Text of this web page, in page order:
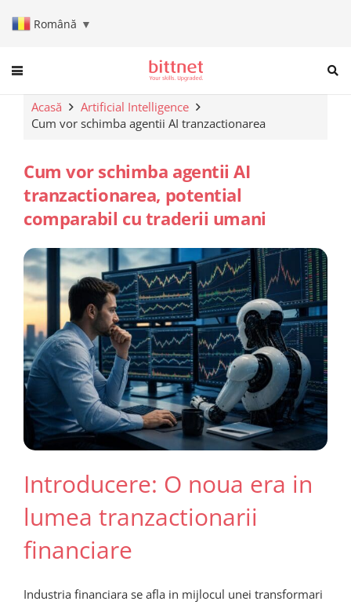
Română ▼
When autocomplete results
Acasă
Artificial Intelligence
Cum vor schimba agentii AI tranzactionarea
Cum vor schimba agentii AI
tranzactionarea, potential
comparabil cu traderii umani
Introducere: O noua era in
lumea tranzactionarii
financiare
Industria financiara se afla in mijlocul unei transformari